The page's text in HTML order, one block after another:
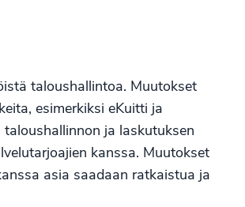
taloushallintoa. Muutokset
esimerkiksi eKuitti ja
ja laskutuksen
kanssa. Muutokset
asia saadaan ratkaistua ja